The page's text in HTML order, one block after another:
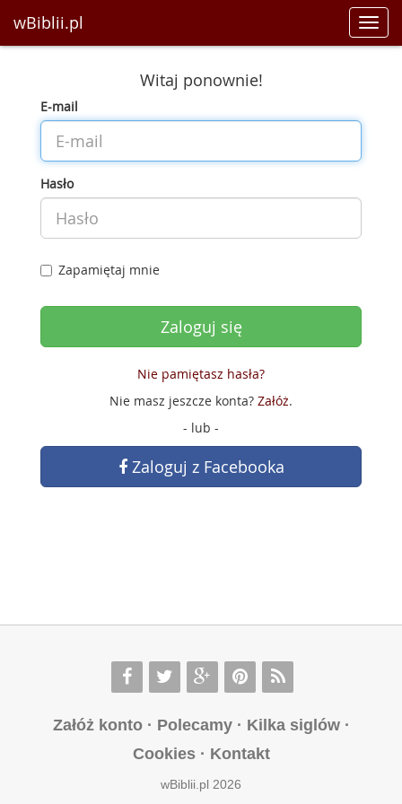
wBiblii.pl
Witaj ponownie!
E-mail
Hasło
Zapamiętaj mnie
Nie pamiętasz hasła?
Nie masz jeszcze konta? Załóż.
- lub -
Zaloguj z Facebooka
Załóż konto· Polecamy· Kilka siglów·
Cookies· Kontakt
wBiblii.pl 2026